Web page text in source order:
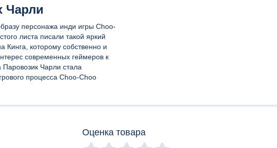
Чарли
персонажа инди игры Choo-
листа писали такой яркий
Кинга, которому собственно и
современных геймеров к
Паровозик Чарли стала
процесса Choo-Choo
Оценка товара